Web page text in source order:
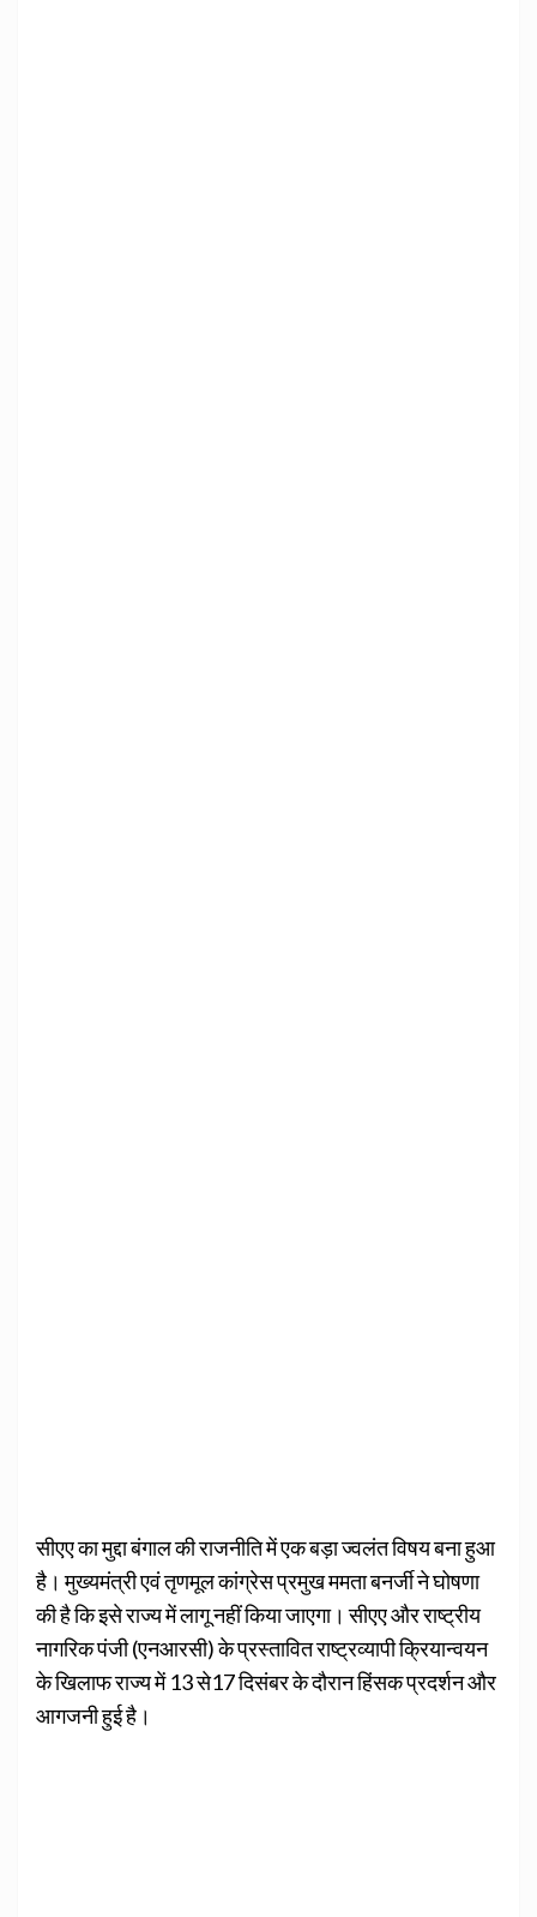
सीएए का मुद्दा बंगाल की राजनीति में एक बड़ा ज्वलंत विषय बना हुआ
है। मुख्यमंत्री एवं तृणमूल कांग्रेस प्रमुख ममता बनर्जी ने घोषणा
की है कि इसे राज्य में लागू नहीं किया जाएगा। सीएए और राष्ट्रीय
नागरिक पंजी (एनआरसी) के प्रस्तावित राष्ट्रव्यापी क्रियान्वयन
के खिलाफ राज्य में 13 से17 दिसंबर के दौरान हिंसक प्रदर्शन और
आगजनी हुई है।